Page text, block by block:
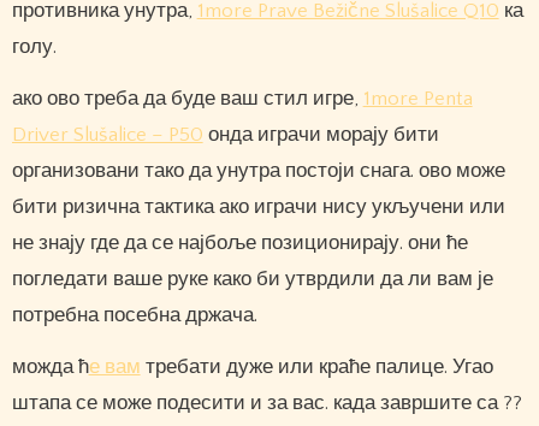
противника унутра, 1more Prave Bežične Slušalice Q10 ка
голу.
ако ово треба да буде ваш стил игре, 1more Penta
Driver Slušalice – P50 онда играчи морају бити
организовани тако да унутра постоји снага. ово може
бити ризична тактика ако играчи нису укључени или
не знају где да се најбоље позиционирају. они ће
погледати ваше руке како би утврдили да ли вам је
потребна посебна држача.
можда ће вам требати дуже или краће палице. Угао
штапа се може подесити и за вас. када завршите са ??